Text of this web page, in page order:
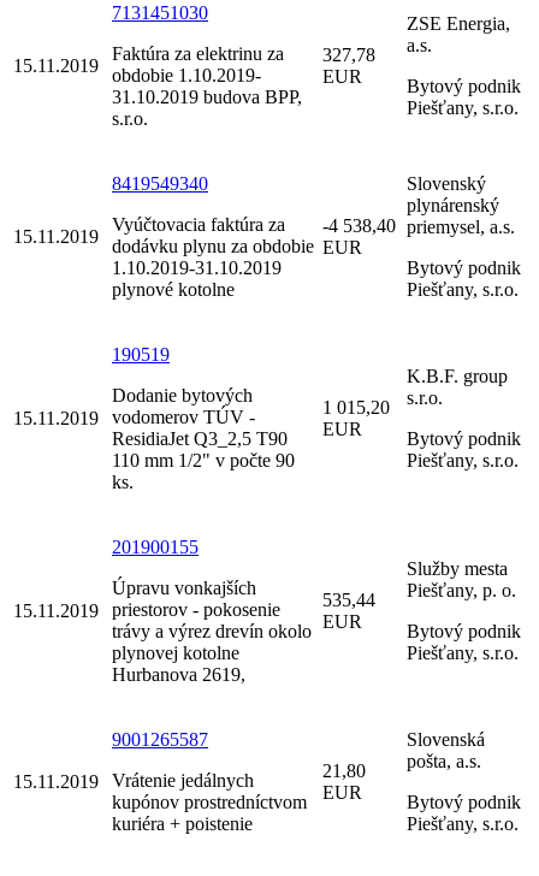
15.11.2019
7131451030
Faktúra za elektrinu za
obdobie 1.10.2019-
31.10.2019 budova BPP,
s.r.o.
327,78
EUR
ZSE Energia,
a.s.
Bytový podnik
Piešťany, s.r.o.
15.11.2019
8419549340
Vyúčtovacia faktúra za
dodávku plynu za obdobie
1.10.2019-31.10.2019
plynové kotolne
-4 538,40
EUR
Slovenský
plynárenský
priemysel, a.s.
Bytový podnik
Piešťany, s.r.o.
15.11.2019
190519
Dodanie bytových
vodomerov TÚV -
ResidiaJet Q3_2,5 T90
110 mm 1/2" v počte 90
ks.
1 015,20
EUR
K.B.F. group
s.r.o.
Bytový podnik
Piešťany, s.r.o.
15.11.2019
201900155
Úpravu vonkajších
priestorov - pokosenie
trávy a výrez drevín okolo
plynovej kotolne
Hurbanova 2619,
535,44
EUR
Služby mesta
Piešťany, p. o.
Bytový podnik
Piešťany, s.r.o.
15.11.2019
9001265587
Vrátenie jedálnych
kupónov prostredníctvom
kuriéra + poistenie
21,80
EUR
Slovenská
pošta, a.s.
Bytový podnik
Piešťany, s.r.o.